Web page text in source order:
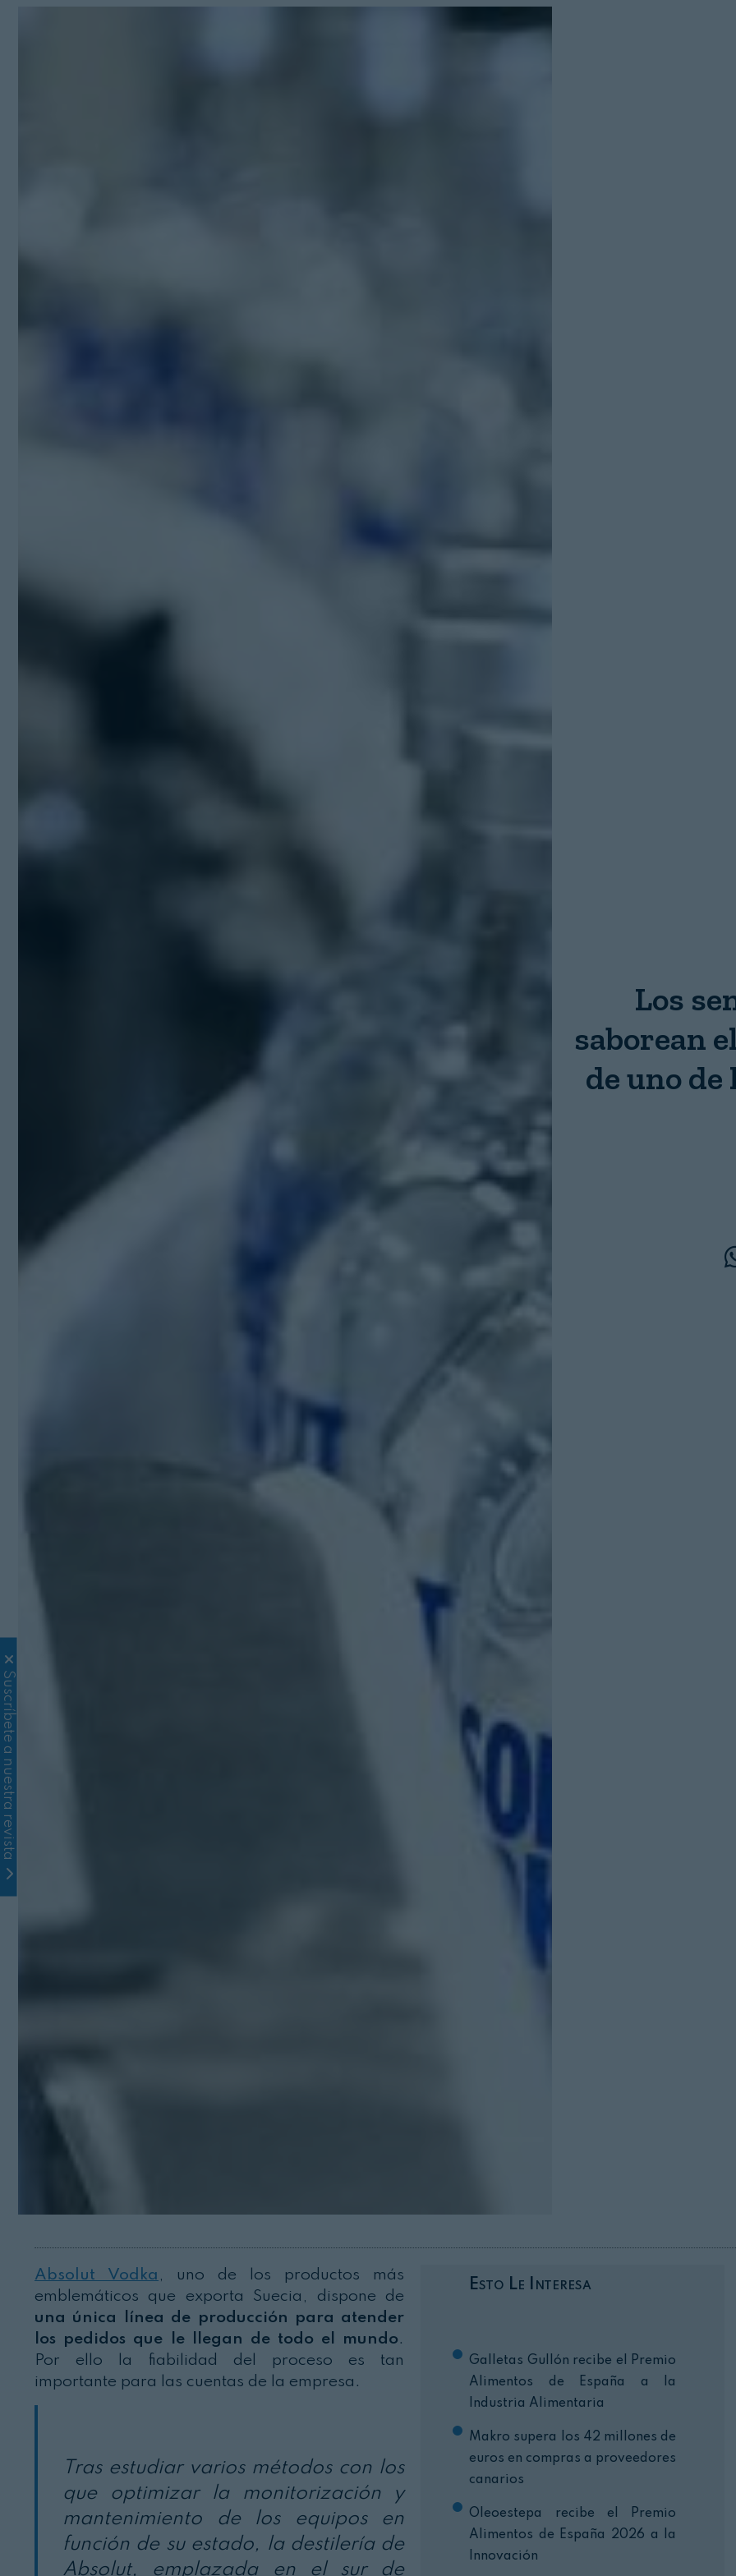
Los
saborean
de uno de
Esto Le Interesa
Galletas Gullón recibe el Premio
Alimentos de España a la
Industria Alimentaria
Makro supera los 42 millones de
euros en compras a proveedores
canarios
Oleoestepa recibe el Premio
Alimentos de España 2026 a la
Innovación
Absolut Vodka , uno de los productos más
emblemáticos que exporta Suecia, dispone de
una única línea de producción para atender
los pedidos que le llegan de todo el mundo.
Por ello la fiabilidad del proceso es tan
importante para las cuentas de la empresa.
Tras estudiar varios métodos con los
que optimizar la monitorización y
mantenimiento de los equipos en
función de su estado, la destilería de
Absolut, emplazada en el sur de
Suscríbete a nuestra revista